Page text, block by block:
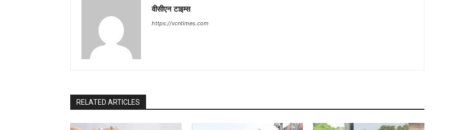
वीसीएन टाइम्स
https://vcntimes.com
RELATED ARTICLES